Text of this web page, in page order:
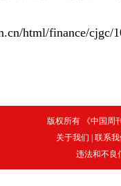
html/finance/cjgc/
版权所有 《中国周
关于我们
联系
违法和不良